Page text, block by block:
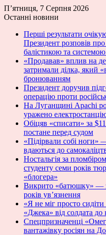
П’ятниця, 7 Серпня 2026
Останні новини
Перші результати
Президент розповів
балістикою та
«Продавав» вплив на
затримали ділка, який
бронюванням
Президент доручив
операцію проти
На Луганщині Apachi
уражено
Обіцяв «списати» за
постане перед судом
«Підірвали собі ноги»
вдаються до
Ностальгія за
студенту семи років
«блогера»
Викрито «батюшку» —
років ув’язнення
«Я не міг просто
«Джека» від солдата до
Спецпризначенці
вантажівку росіян на